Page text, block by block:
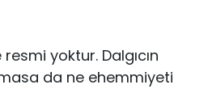
yoktur. Dalgıcın
da ne ehemmiyeti